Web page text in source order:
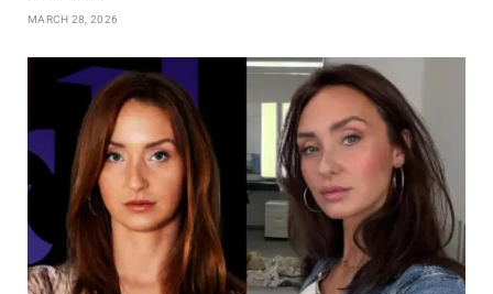
MARCH 28, 2026